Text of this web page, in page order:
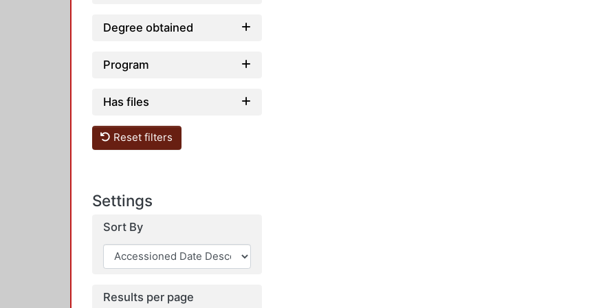
Degree obtained
Program
Has files
Reset filters
Settings
Sort By
Results per page